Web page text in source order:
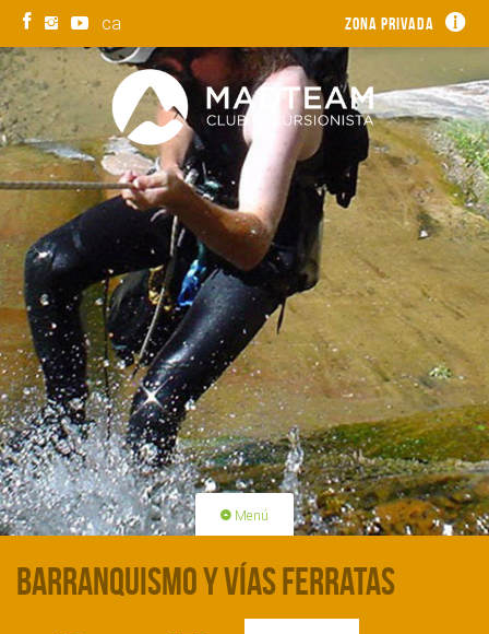
ca Zona privada
Menú
Barranquismo y Vías Ferratas